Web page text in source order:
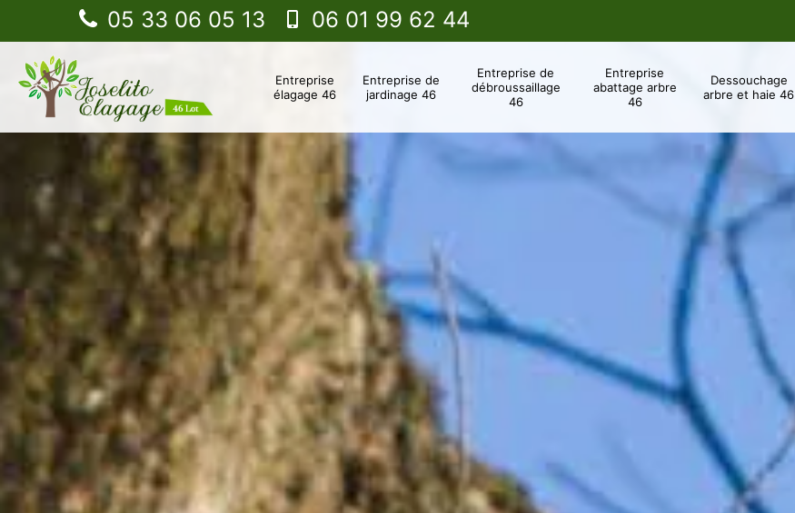
05 33 06 05 13 06 01 99 62 44
Entreprise
élagage 46
Entreprise de
jardinage 46
Entreprise de
débroussaillage
46
Entreprise
abattage arbre
46
Dessouchage
arbre et haie 46